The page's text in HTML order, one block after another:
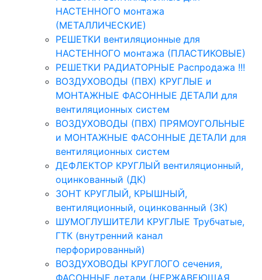
НАСТЕННОГО монтажа
(МЕТАЛЛИЧЕСКИЕ)
РЕШЕТКИ вентиляционные для
НАСТЕННОГО монтажа (ПЛАСТИКОВЫЕ)
РЕШЕТКИ РАДИАТОРНЫЕ Распродажа !!!
ВОЗДУХОВОДЫ (ПВХ) КРУГЛЫЕ и
МОНТАЖНЫЕ ФАСОННЫЕ ДЕТАЛИ для
вентиляционных систем
ВОЗДУХОВОДЫ (ПВХ) ПРЯМОУГОЛЬНЫЕ
и МОНТАЖНЫЕ ФАСОННЫЕ ДЕТАЛИ для
вентиляционных систем
ДЕФЛЕКТОР КРУГЛЫЙ вентиляционный,
оцинкованный (ДК)
ЗОНТ КРУГЛЫЙ, КРЫШНЫЙ,
вентиляционный, оцинкованный (ЗК)
ШУМОГЛУШИТЕЛИ КРУГЛЫЕ Трубчатые,
ГТК (внутренний канал
перфорированный)
ВОЗДУХОВОДЫ КРУГЛОГО сечения,
ФАСОННЫЕ детали (НЕРЖАВЕЮЩАЯ